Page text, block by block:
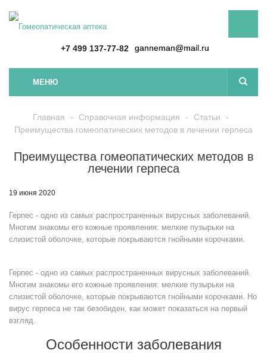
+7 499 137-77-82 ganneman@mail.ru
МЕНЮ
Главная - Справочная информация - Статьи
-
Преимущества гомеопатических методов в лечении герпеса
Преимущества гомеопатических методов в
лечении герпеса
19 июня 2020
Герпес - одно из самых распространенных вирусных заболеваний.
Многим знакомы его кожные проявления: мелкие пузырьки на
слизистой оболочке, которые покрываются гнойными корочками.
Герпес - одно из самых распространенных вирусных заболеваний.
Многим знакомы его кожные проявления: мелкие пузырьки на
слизистой оболочке, которые покрываются гнойными корочками. Но
вирус герпеса не так безобиден, как может показаться на первый
взгляд.
Особенности заболевания